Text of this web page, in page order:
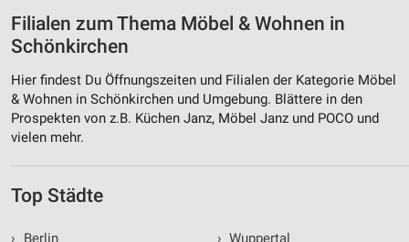
Filialen zum Thema Möbel & Wohnen in
Schönkirchen
Hier findest Du Öffnungszeiten und Filialen der Kategorie Möbel
& Wohnen in Schönkirchen und Umgebung. Blättere in den
Prospekten von z.B. Küchen Janz, Möbel Janz und POCO und
vielen mehr.
Top Städte